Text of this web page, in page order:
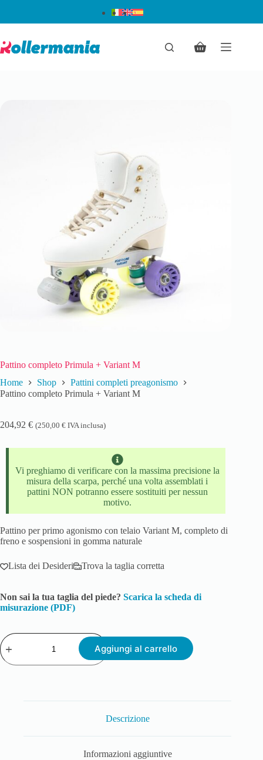
Pattino completo Primula + Variant M
Home
Shop
Pattini completi preagonismo
Pattino completo Primula + Variant M
204,92 € (250,00 € IVA inclusa)
Vi preghiamo di verificare con la massima precisione la
misura della scarpa, perché una volta assemblati i
pattini NON potranno essere sostituiti per nessun
motivo.
Pattino per primo agonismo con telaio Variant M, completo di
freno e sospensioni in gomma naturale
Lista dei Desideri Trova la taglia corretta
Non sai la tua taglia del piede? Scarica la scheda di
misurazione (PDF)
Aggiungi al carrello
Descrizione
Informazioni aggiuntive